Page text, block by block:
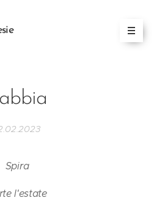
Spira
l'estate